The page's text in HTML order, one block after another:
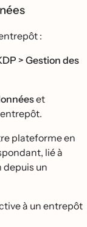
:
> Gestion des
et
plateforme en
lié à
depuis un
à un entrepôt